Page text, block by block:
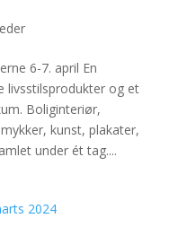
6-7. april En
livsstilsprodukter og et
Boliginteriør,
kunst, plakater,
under ét tag....